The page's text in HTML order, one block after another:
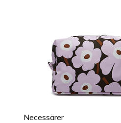
Necessärer